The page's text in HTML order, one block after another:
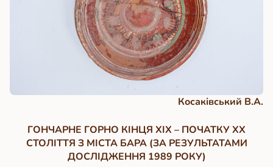
Косаківський В.А.
ГОНЧАРНЕ ГОРНО КІНЦЯ ХІХ – ПОЧАТКУ ХХ
СТОЛІТТЯ З МІСТА БАРА (ЗА РЕЗУЛЬТАТАМИ
ДОСЛІДЖЕННЯ 1989 РОКУ)